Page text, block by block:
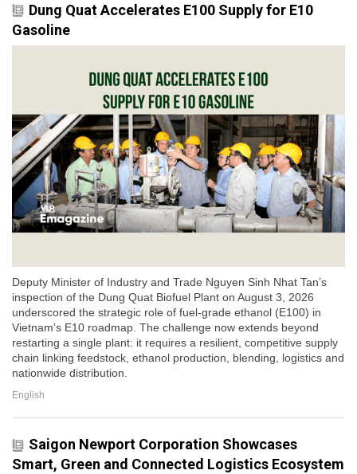
Dung Quat Accelerates E100 Supply for E10
Gasoline
Deputy Minister of Industry and Trade Nguyen Sinh Nhat Tan’s
inspection of the Dung Quat Biofuel Plant on August 3, 2026
underscored the strategic role of fuel-grade ethanol (E100) in
Vietnam’s E10 roadmap. The challenge now extends beyond
restarting a single plant: it requires a resilient, competitive supply
chain linking feedstock, ethanol production, blending, logistics and
nationwide distribution.
English
Saigon Newport Corporation Showcases
Smart, Green and Connected Logistics Ecosystem